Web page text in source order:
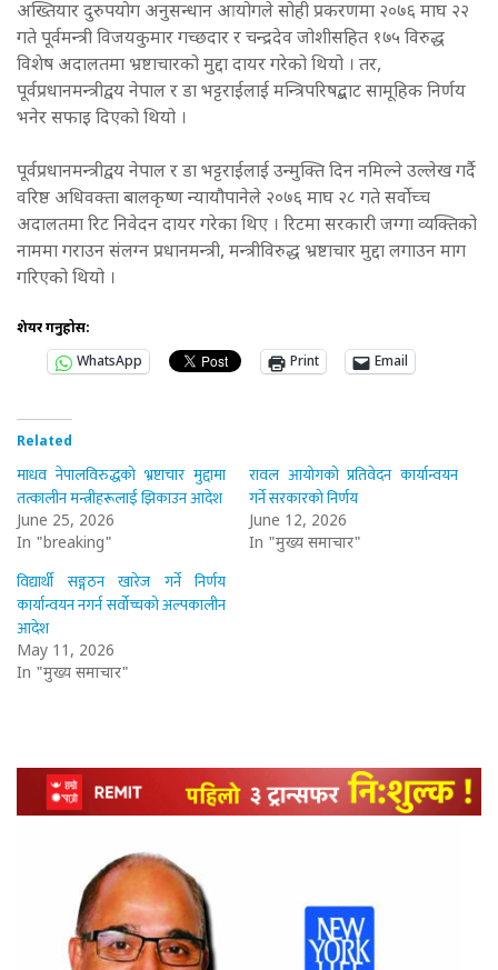
अख्तियार दुरुपयोग अनुसन्धान आयोगले सोही प्रकरणमा २०७६ माघ २२
गते पूर्वमन्त्री विजयकुमार गच्छदार र चन्द्रदेव जोशीसहित १७५ विरुद्ध
विशेष अदालतमा भ्रष्टाचारको मुद्दा दायर गरेको थियो । तर,
पूर्वप्रधानमन्त्रीद्वय नेपाल र डा भट्टराईलाई मन्त्रिपरिषद्बाट सामूहिक निर्णय
भनेर सफाइ दिएको थियो ।
पूर्वप्रधानमन्त्रीद्वय नेपाल र डा भट्टराईलाई उन्मुक्ति दिन नमिल्ने उल्लेख गर्दै
वरिष्ठ अधिवक्ता बालकृष्ण न्यायौपानेले २०७६ माघ २८ गते सर्वोच्च
अदालतमा रिट निवेदन दायर गरेका थिए । रिटमा सरकारी जग्गा व्यक्तिको
नाममा गराउन संलग्न प्रधानमन्त्री, मन्त्रीविरुद्ध भ्रष्टाचार मुद्दा लगाउन माग
गरिएको थियो ।
शेयर गर्नुहोस:
WhatsApp
Print Email
Related
माधव नेपालविरुद्धको भ्रष्टाचार मुद्दामा
तत्कालीन मन्त्रीहरूलाई झिकाउन आदेश
June 25, 2026
In "breaking"
रावल आयोगको प्रतिवेदन कार्यान्वयन
गर्ने सरकारको निर्णय
June 12, 2026
In "मुख्य समाचार"
विद्यार्थी सङ्गठन खारेज गर्ने निर्णय
कार्यान्वयन नगर्न सर्वोच्चको अल्पकालीन
आदेश
May 11, 2026
In "मुख्य समाचार"